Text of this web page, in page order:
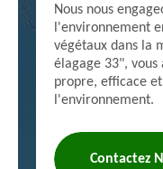
Nous nous
l'environnement
végétaux dans la
élagage 33", vous
propre, efficace
l'environnement.
Contactez